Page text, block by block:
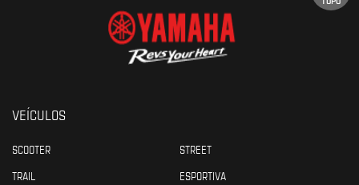
VEÍCULOS
SCOOTER
STREET
TRAIL
ESPORTIVA